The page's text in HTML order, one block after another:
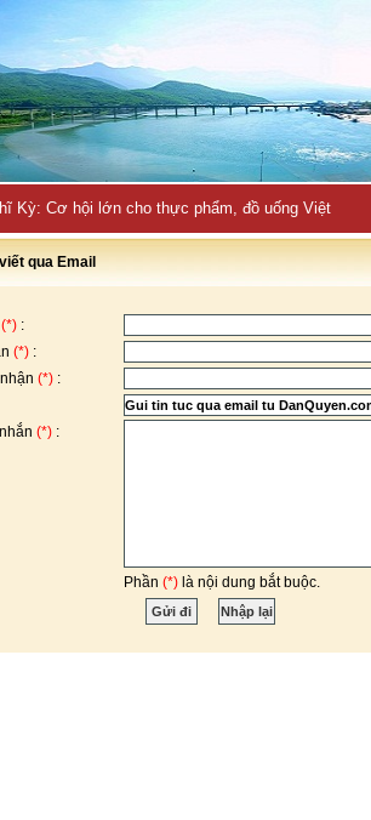
Kỳ: Cơ hội lớn cho thực phẩm, đồ uống Việt
qua Email
(*) :
(*) :
(*) :
(*) :
Phần (*) là nội dung bắt buộc.